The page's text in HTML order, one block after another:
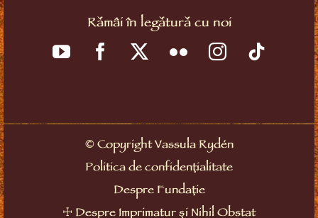
Rămâi în legătură cu noi
©Copyright Vassula Rydén
Politica de confidențialitate
Despre Fundație
☩ Despre Imprimatur și Nihil Obstat